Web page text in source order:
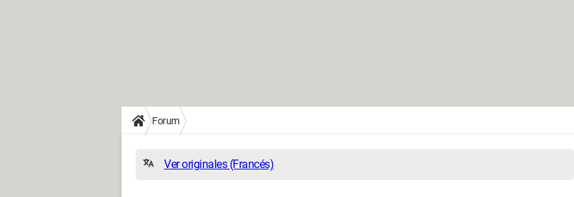
Forum
Ver originales (Francés)